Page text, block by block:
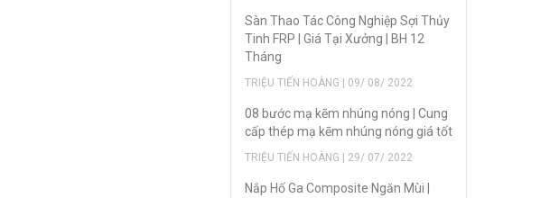
Sàn Thao Tác Công Nghiệp Sợi Thủy
Tinh FRP | Giá Tại Xưởng | BH 12
Tháng
TRIỆU TIẾN HOÀNG | 09/ 08/ 2022
08 bước mạ kẽm nhúng nóng | Cung
cấp thép mạ kẽm nhúng nóng giá tốt
TRIỆU TIẾN HOÀNG | 29/ 07/ 2022
Nắp Hố Ga Composite Ngăn Mùi |